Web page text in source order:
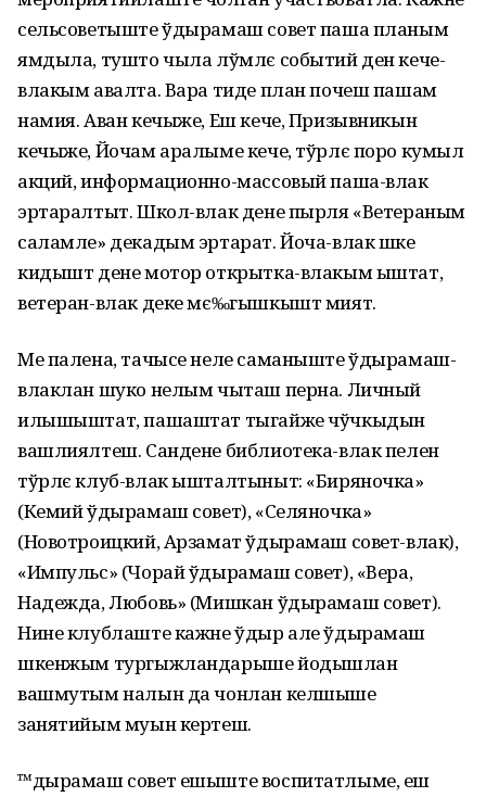
сельсоветыште ўдырамаш совет паша планым
ямдыла, тушто чыла лўмлє событий ден кече-
влакым авалта. Вара тиде план почеш пашам
намия. Аван кечыже, Еш кече, Призывникын
кечыже, Йочам аралыме кече, тўрлє поро кумыл
акций, информационно-массовый паша-влак
эртаралтыт. Школ-влак дене пырля «Ветераным
саламле» декадым эртарат. Йоча-влак шке
кидышт дене мотор открытка-влакым ыштат,
ветеран-влак деке мє‰гышкышт мият.
Ме палена, тачысе неле саманыште ўдырамаш-
влаклан шуко нелым чыташ перна. Личный
илышыштат, пашаштат тыгайже чўчкыдын
вашлиялтеш. Сандене библиотека-влак пелен
тўрлє клуб-влак ышталтыныт: «Биряночка»
(Кемий ўдырамаш совет), «Селяночка»
(Новотроицкий, Арзамат ўдырамаш совет-влак),
«Импульс» (Чорай ўдырамаш совет), «Вера,
Надежда, Любовь» (Мишкан ўдырамаш совет).
Нине клублаште кажне ўдыр але ўдырамаш
шкенжым тургыжландарыше йодышлан
вашмутым налын да чонлан келшыше
занятийым муын кертеш.
™дырамаш совет ешыште воспитатлыме, еш